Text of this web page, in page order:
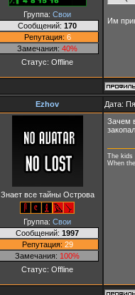
Группа: Свои
Сообщений: 170
Репутация: 6
Замечания: 40%
Статус: Offline
Им
Ezhov Дата:
Знает все тайны Острова
Группа: Свои
Сообщений: 1997
Репутация: 29
Замечания: 100%
Статус: Offline
Зачем
The kids
When